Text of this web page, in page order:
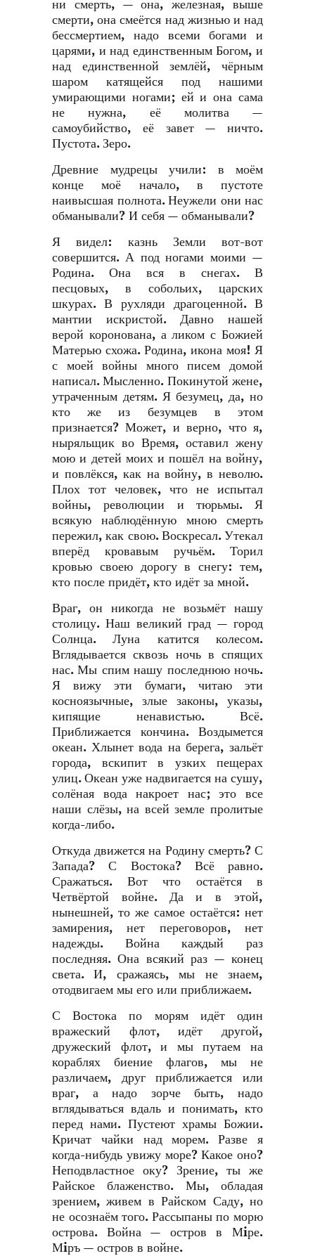
ни смерть, — она, железная, выше
смерти, она смеётся над жизнью и над
бессмертием, надо всеми богами и
царями, и над единственным Богом, и
над единственной землёй, чёрным
шаром катящейся под нашими
умирающими ногами; ей и она сама
не нужна, её молитва —
самоубийство, её завет — ничто.
Пустота. Зеро.
Древние мудрецы учили: в моём
конце моё начало, в пустоте
наивысшая полнота. Неужели они нас
обманывали? И себя — обманывали?
Я видел: казнь Земли вот-вот
совершится. А под ногами моими —
Родина. Она вся в снегах. В
песцовых, в собольих, царских
шкурах. В рухляди драгоценной. В
мантии искристой. Давно нашей
верой коронована, а ликом с Божией
Матерью схожа. Родина, икона моя! Я
с моей войны много писем домой
написал. Мысленно. Покинутой жене,
утраченным детям. Я безумец, да, но
кто же из безумцев в этом
признается? Может, и верно, что я,
ныряльщик во Время, оставил жену
мою и детей моих и пошёл на войну,
и повлёкся, как на войну, в неволю.
Плох тот человек, что не испытал
войны, революции и тюрьмы. Я
всякую наблюдённую мною смерть
пережил, как свою. Воскресал. Утекал
вперёд кровавым ручьём. Торил
кровью своею дорогу в снегу: тем,
кто после придёт, кто идёт за мной.
Враг, он никогда не возьмёт нашу
столицу. Наш великий град — город
Солнца. Луна катится колесом.
Вглядывается сквозь ночь в спящих
нас. Мы спим нашу последнюю ночь.
Я вижу эти бумаги, читаю эти
косноязычные, злые законы, указы,
кипящие ненавистью. Всё.
Приближается кончина. Воздымется
океан. Хлынет вода на берега, зальёт
города, вскипит в узких пещерах
улиц. Океан уже надвигается на сушу,
солёная вода накроет нас; это все
наши слёзы, на всей земле пролитые
когда-либо.
Откуда движется на Родину смерть? С
Запада? С Востока? Всё равно.
Сражаться. Вот что остаётся в
Четвёртой войне. Да и в этой,
нынешней, то же самое остаётся: нет
замирения, нет переговоров, нет
надежды. Война каждый раз
последняя. Она всякий раз — конец
света. И, сражаясь, мы не знаем,
отодвигаем мы его или приближаем.
С Востока по морям идёт один
вражеский флот, идёт другой,
дружеский флот, и мы путаем на
кораблях биение флагов, мы не
различаем, друг приближается или
враг, а надо зорче быть, надо
вглядываться вдаль и понимать, кто
перед нами. Пустеют храмы Божии.
Кричат чайки над морем. Разве я
когда-нибудь увижу море? Какое оно?
Неподвластное оку? Зрение, ты же
Райское блаженство. Мы, обладая
зрением, живем в Райском Саду, но
не осознаём того. Рассыпаны по морю
острова. Война — остров в Мiре.
Мiръ — остров в войне.